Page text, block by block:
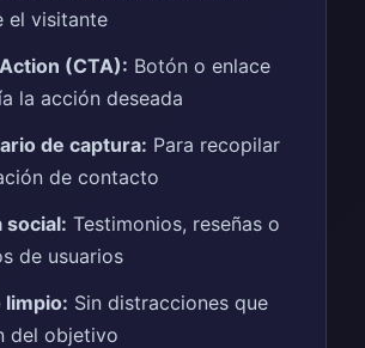
el visitante
(CTA): Botón o enlace
la acción deseada
de captura: Para recopilar
de contacto
social: Testimonios, reseñas o
de usuarios
limpio: Sin distracciones que
del objetivo